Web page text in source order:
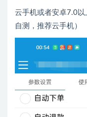
云手机或者安卓7.0
自测，推荐云手机）